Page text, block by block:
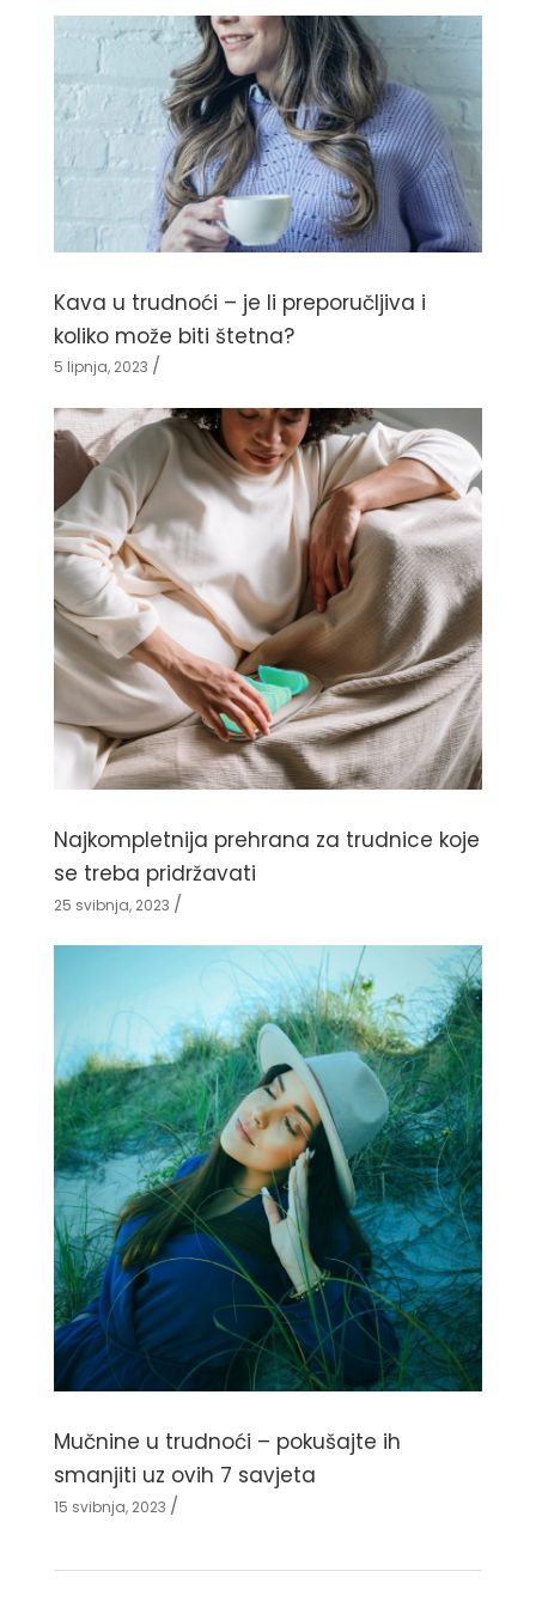
Kava u trudnoći – je li preporučljiva i
koliko može biti štetna?
5 lipnja, 2023
Najkompletnija prehrana za trudnice koje
se treba pridržavati
25 svibnja, 2023
Mučnine u trudnoći – pokušajte ih
smanjiti uz ovih 7 savjeta
15 svibnja, 2023